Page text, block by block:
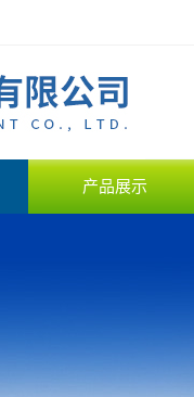
产品展示